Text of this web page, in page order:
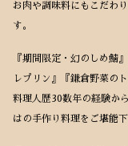
お肉や調味料にもこだわ
す。
『期間限定・幻のしめ鯖
レプリン』『鎌倉野菜の
料理人歴30数年の経験か
はの手作り料理をご堪能下